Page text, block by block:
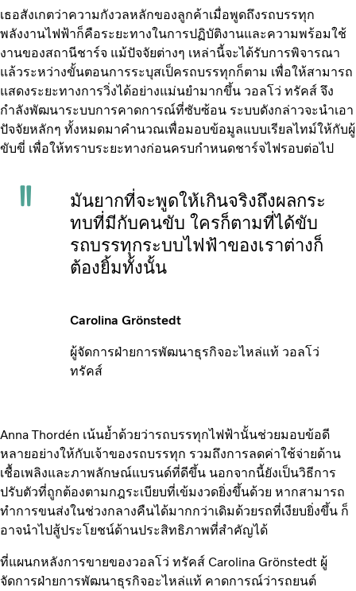
เธอสังเกตว่าความกังวลหลักของลูกค้าเมื่อพูดถึงรถบรรทุก
พลังงานไฟฟ้าก็คือระยะทางในการปฏิบัติงานและความพร้อมใช้
งานของสถานีชาร์จ แม้ปัจจัยต่างๆ เหล่านี้จะได้รับการพิจารณา
แล้วระหว่างขั้นตอนการระบุสเป็ครถบรรทุกก็ตาม เพื่อให้สามารถ
แสดงระยะทางการวิ่งได้อย่างแม่นยำมากขึ้น วอลโว่ ทรัคส์ จึง
กำลังพัฒนาระบบการคาดการณ์ที่ซับซ้อน ระบบดังกล่าวจะนำเอา
ปัจจัยหลักๆ ทั้งหมดมาคำนวณเพื่อมอบข้อมูลแบบเรียลไทม์ให้กับผู้
ขับขี่ เพื่อให้ทราบระยะทางก่อนครบกำหนดชาร์จไฟรอบต่อไป
มันยากที่จะพูดให้เกินจริงถึงผลกระ
ทบที่มีกับคนขับ ใครก็ตามที่ได้ขับ
รถบรรทุกระบบไฟฟ้าของเราต่างก็
ต้องยิ้มทั้งนั้น
Carolina Grönstedt
ผู้จัดการฝ่ายการพัฒนาธุรกิจอะไหล่แท้ วอลโว่
ทรัคส์
Anna Thordén เน้นย้ำด้วยว่ารถบรรทุกไฟฟ้านั้นช่วยมอบข้อดี
หลายอย่างให้กับเจ้าของรถบรรทุก รวมถึงการลดค่าใช้จ่ายด้าน
เชื้อเพลิงและภาพลักษณ์แบรนด์ที่ดีขึ้น นอกจากนี้ยังเป็นวิธีการ
ปรับตัวที่ถูกต้องตามกฎระเบียบที่เข้มงวดยิ่งขึ้นด้วย หากสามารถ
ทำการขนส่งในช่วงกลางคืนได้มากกว่าเดิมด้วยรถที่เงียบยิ่งขึ้น ก็
อาจนำไปสู้ประโยชน์ด้านประสิทธิภาพที่สำคัญได้
ที่แผนกหลังการขายของวอลโว่ ทรัคส์ Carolina Grönstedt ผู้
จัดการฝ่ายการพัฒนาธุรกิจอะไหล่แท้ คาดการณ์ว่ารถยนต์